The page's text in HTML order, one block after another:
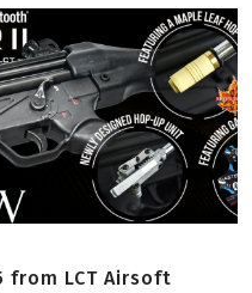
from LCT Airsoft